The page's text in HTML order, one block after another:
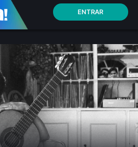
ENTRAR